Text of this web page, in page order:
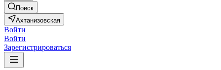
Поиск
Ахтанизовская
Войти
Войти
Зарегистрироваться